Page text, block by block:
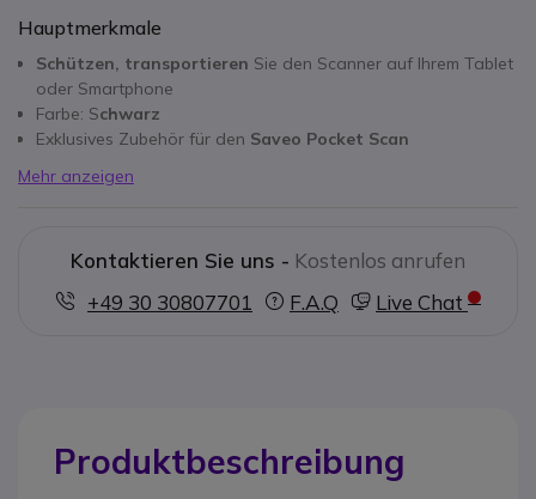
Hauptmerkmale
Schützen, transportieren Sie den Scanner auf Ihrem Tablet
oder Smartphone
Farbe: Schwarz
Exklusives Zubehör für den Saveo Pocket Scan
Mehr anzeigen
Kontaktieren Sie uns - Kostenlos anrufen
+49 30 30807701
F.A.Q Live Chat
Produktbeschreibung